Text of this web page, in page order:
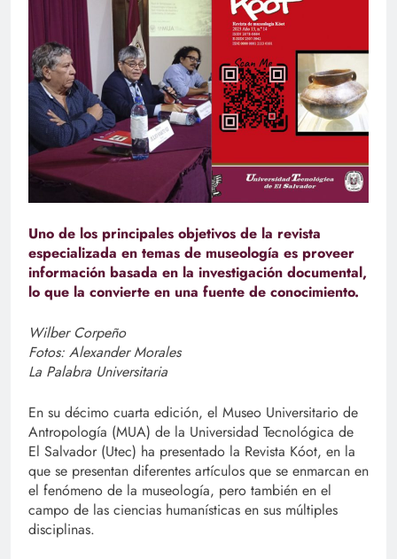
Uno de los principales objetivos de la revista
especializada en temas de museología es proveer
información basada en la investigación documental,
lo que la convierte en una fuente de conocimiento.
Wilber Corpeño
Fotos: Alexander Morales
La Palabra Universitaria
En su décimo cuarta edición, el Museo Universitario de
Antropología (MUA) de la Universidad Tecnológica de
El Salvador (Utec) ha presentado la Revista Kóot, en la
que se presentan diferentes artículos que se enmarcan en
el fenómeno de la museología, pero también en el
campo de las ciencias humanísticas en sus múltiples
disciplinas.